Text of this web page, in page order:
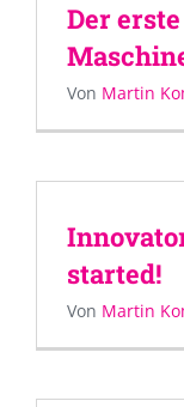
Der
Von Martin
started!
Von Martin